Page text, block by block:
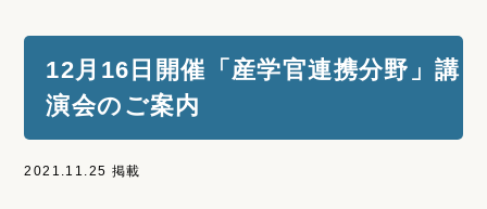
12月16日開催「産学官連携分野」講
演会のご案内
2021.11.25 掲載